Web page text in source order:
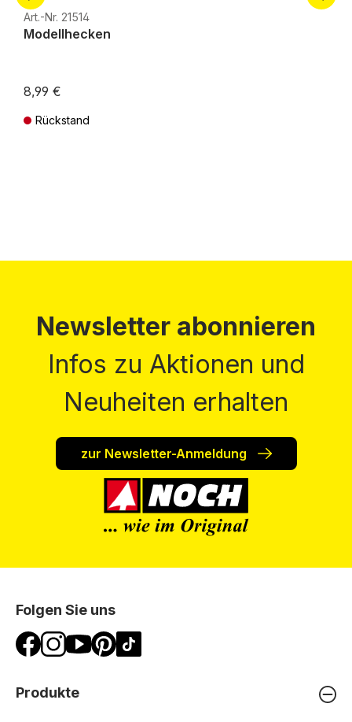
Art.-Nr. 21514
Modellhecken
8,99 €
Rückstand
Newsletter abonnieren
Infos zu Aktionen und
Neuheiten erhalten
zur Newsletter-Anmeldung
Folgen Sie uns
Produkte